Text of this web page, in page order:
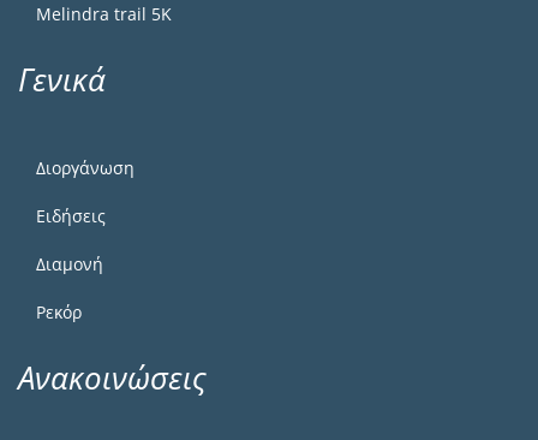
Melindra trail 5Κ
Γενικά
Διοργάνωση
Ειδήσεις
Διαμονή
Ρεκόρ
Ανακοινώσεις